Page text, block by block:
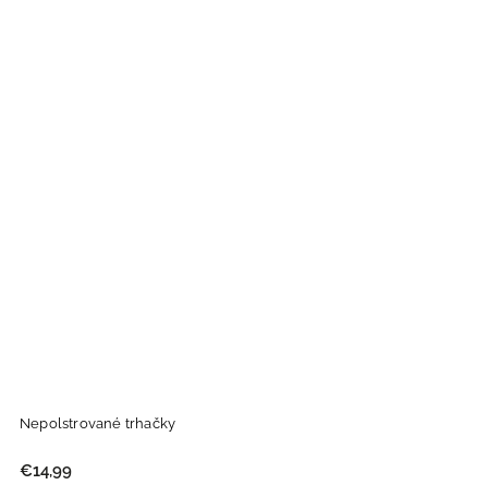
Nepolstrované trhačky
€14,99